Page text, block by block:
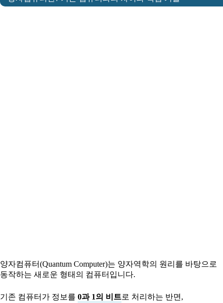
양자컴퓨터(Quantum Computer)는 양자역학의 원리를 바탕으로
동작하는 새로운 형태의 컴퓨터입니다.
기존 컴퓨터가 정보를 0과 1의 비트로 처리하는 반면,